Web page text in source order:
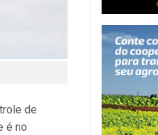
de
é no